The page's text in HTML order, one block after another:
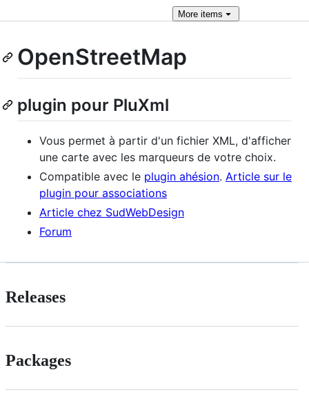
Moreitems
OpenStreetMap
plugin pour PluXml
Vous permet à partir d'un fichier XML, d'afficher
une carte avec les marqueurs de votre choix.
Compatible avec le plugin ahésion. Article sur le
plugin pour associations
Article chez SudWebDesign
Forum
Releases
Packages